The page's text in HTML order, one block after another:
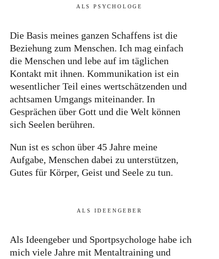
ALS PSYCHOLOGE
Die Basis meines ganzen Schaffens ist die
Beziehung zum Menschen. Ich mag einfach
die Menschen und lebe auf im täglichen
Kontakt mit ihnen. Kommunikation ist ein
wesentlicher Teil eines wertschätzenden und
achtsamen Umgangs miteinander. In
Gesprächen über Gott und die Welt können
sich Seelen berühren.
Nun ist es schon über 45 Jahre meine
Aufgabe, Menschen dabei zu unterstützen,
Gutes für Körper, Geist und Seele zu tun.
ALS IDEENGEBER
Als Ideengeber und Sportpsychologe habe ich
mich viele Jahre mit Mentaltraining und